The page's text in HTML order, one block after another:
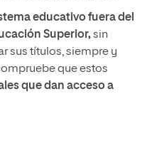
educativo fuera del
Superior,sin
sus títulos, siempre y
que estos
que dan acceso a